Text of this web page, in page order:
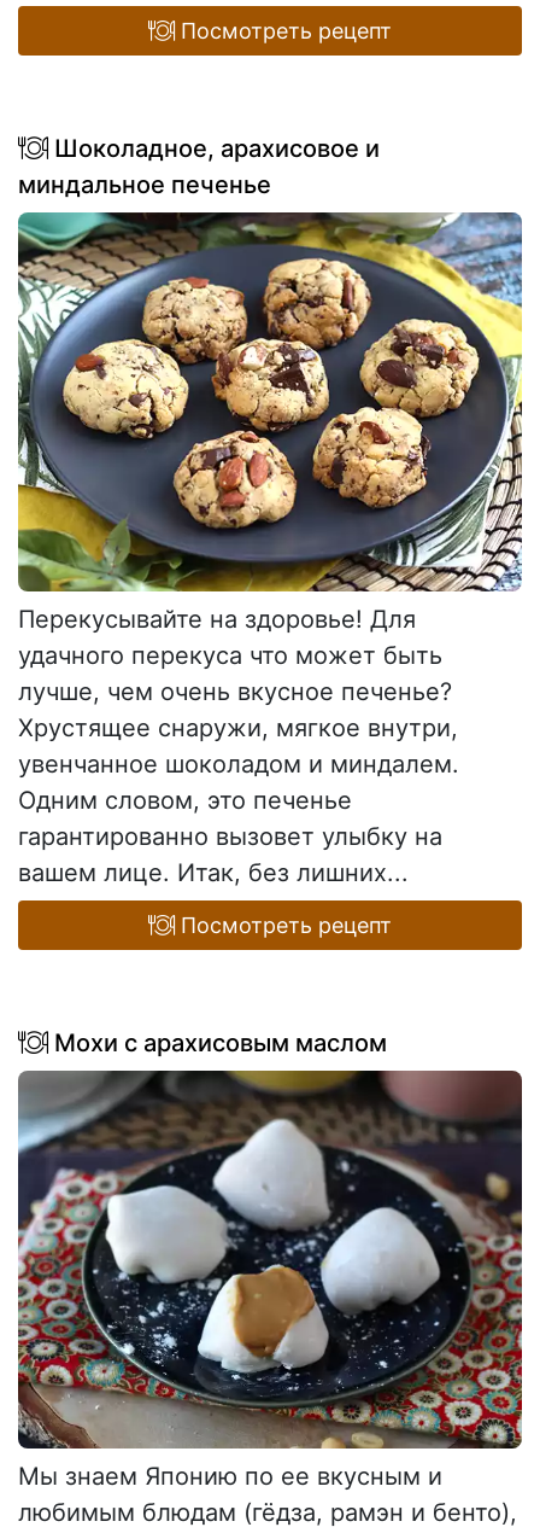
Посмотреть рецепт
Шоколадное, арахисовое и
миндальное печенье
Перекусывайте на здоровье! Для
удачного перекуса что может быть
лучше, чем очень вкусное печенье?
Хрустящее снаружи, мягкое внутри,
увенчанное шоколадом и миндалем.
Одним словом, это печенье
гарантированно вызовет улыбку на
вашем лице. Итак, без лишних...
Посмотреть рецепт
Мохи с арахисовым маслом
Мы знаем Японию по ее вкусным и
любимым блюдам (гёдза, рамэн и бенто),